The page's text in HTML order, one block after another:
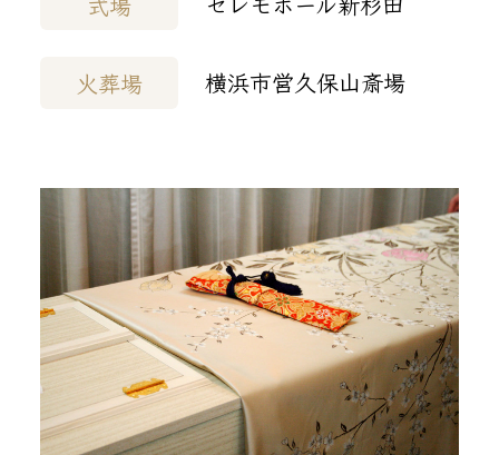
火葬場 横浜市営久保山斎場